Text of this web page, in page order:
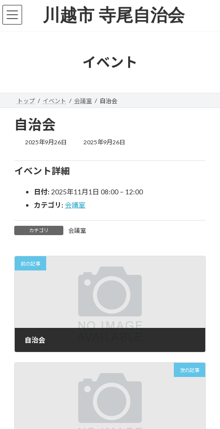
コ
テ
プ
ナ
ゲ
動
川越市 寺尾自治会
イベント
トップ イベント 会議室 自治会
自治会
2025年9月26日
最
:
2025年9月26日
イベント詳細
日付: 2025年11月1日 08:00 – 12:00
カテゴリ: 会議室
カテゴリ 会議室
前の記事
自治会
次の記事